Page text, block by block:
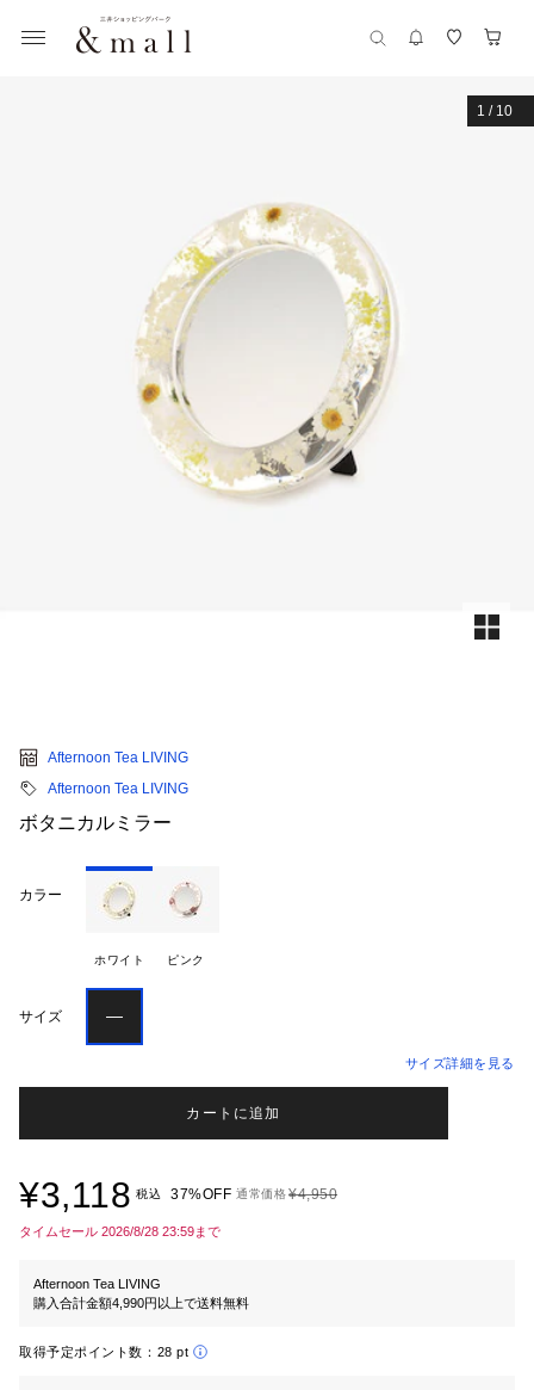
1 / 10
Afternoon Tea LIVING
Afternoon Tea LIVING
ボタニカルミラー
カラー
ホワイト ピンク
サイズ ―
サイズ詳細を見る
カートに追加
¥3,118 税込 37%OFF 通常価格¥4,950
タイムセール 2026/8/28 23:59まで
Afternoon Tea LIVING
購入合計金額4,990円以上で送料無料
取得予定ポイント数： 28 pt